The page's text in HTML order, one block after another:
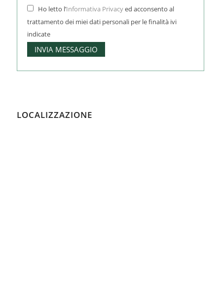
Ho letto l’Informativa Privacyed acconsento al
trattamento dei miei dati personali per le finalità ivi
indicate
LOCALIZZAZIONE